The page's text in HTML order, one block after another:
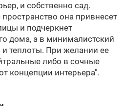
и собственно сад.
она привнесет
и подчеркнет
дома, а в минималистский
и теплоты. При желании ее
либо в сочные
концепции интерьера".